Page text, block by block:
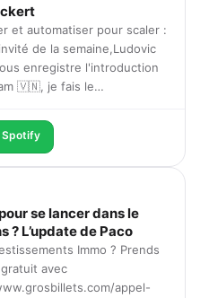
et automatiser pour scaler :
de la semaine,Ludovic
enregistre l'introduction
🇻🇳, je fais le…
Spotify
se lancer dans le
? L’update de Paco
Immo ? Prends
avec
appel-